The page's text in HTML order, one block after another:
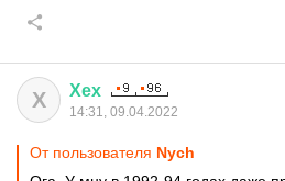
Х Хех
14:31, 09.04.2022
От пользователя Nych